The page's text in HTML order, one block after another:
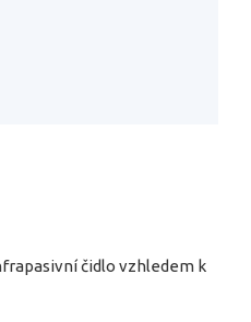
čidlo vzhledem k